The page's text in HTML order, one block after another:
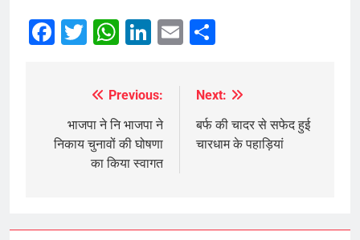
Facebook
Twitter
WhatsApp
LinkedIn
Email
navigation
Previous:
भाजपा ने नि भाजपा ने
निकाय चुनावों की घोषणा
का किया स्वागत
Next:
बर्फ की चादर से सफेद हुई
चारधाम के पहाड़ियां